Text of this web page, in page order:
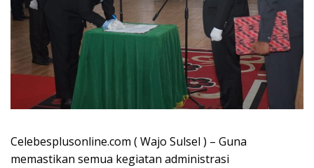
Celebesplusonline.com ( Wajo Sulsel ) – Guna
memastikan semua kegiatan administrasi